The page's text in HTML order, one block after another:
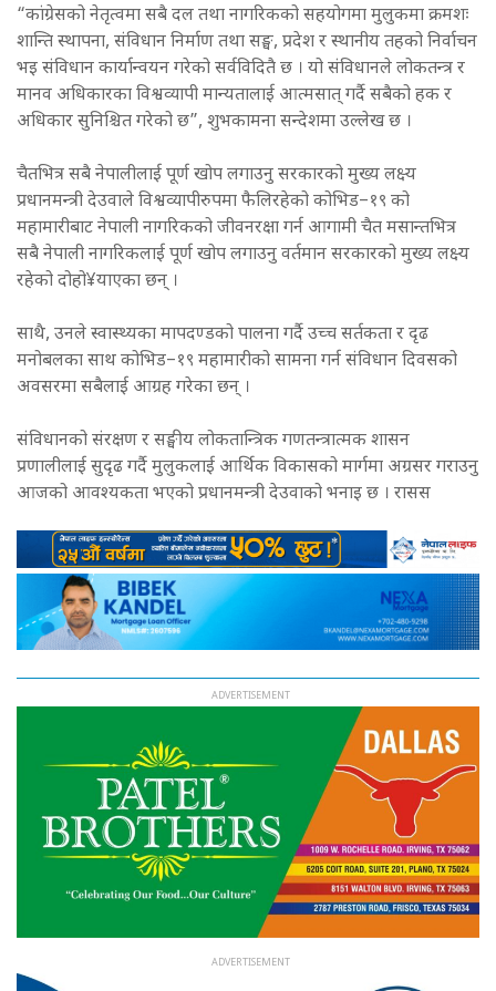
“कांग्रेसको नेतृत्वमा सबै दल तथा नागरिकको सहयोगमा मुलुकमा क्रमशः
शान्ति स्थापना, संविधान निर्माण तथा सङ्घ, प्रदेश र स्थानीय तहको निर्वाचन
भइ संविधान कार्यान्वयन गरेको सर्वविदितै छ । यो संविधानले लोकतन्त्र र
मानव अधिकारका विश्वव्यापी मान्यतालाई आत्मसात् गर्दै सबैको हक र
अधिकार सुनिश्चित गरेको छ”, शुभकामना सन्देशमा उल्लेख छ ।
चैतभित्र सबै नेपालीलाई पूर्ण खोप लगाउनु सरकारको मुख्य लक्ष्य
प्रधानमन्त्री देउवाले विश्वव्यापीरुपमा फैलिरहेको कोभिड–१९ को
महामारीबाट नेपाली नागरिकको जीवनरक्षा गर्न आगामी चैत मसान्तभित्र
सबै नेपाली नागरिकलाई पूर्ण खोप लगाउनु वर्तमान सरकारको मुख्य लक्ष्य
रहेको दोहो¥याएका छन् ।
साथै, उनले स्वास्थ्यका मापदण्डको पालना गर्दै उच्च सर्तकता र दृढ
मनोबलका साथ कोभिड–१९ महामारीको सामना गर्न संविधान दिवसको
अवसरमा सबैलाई आग्रह गरेका छन् ।
संविधानको संरक्षण र सङ्घीय लोकतान्त्रिक गणतन्त्रात्मक शासन
प्रणालीलाई सुदृढ गर्दै मुलुकलाई आर्थिक विकासको मार्गमा अग्रसर गराउनु
आजको आवश्यकता भएको प्रधानमन्त्री देउवाको भनाइ छ । रासस